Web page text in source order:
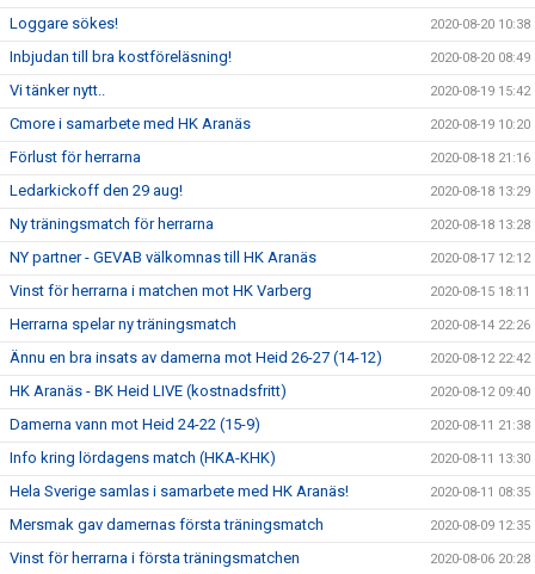
Loggare sökes! 2020-08-20 10:38
Inbjudan till bra kostföreläsning! 2020-08-20 08:49
Vi tänker nytt.. 2020-08-19 15:42
Cmore i samarbete med HK Aranäs 2020-08-19 10:20
Förlust för herrarna 2020-08-18 21:16
Ledarkickoff den 29 aug! 2020-08-18 13:29
Ny träningsmatch för herrarna 2020-08-18 13:28
NY partner - GEVAB välkomnas till HK Aranäs 2020-08-17 12:12
Vinst för herrarna i matchen mot HK Varberg 2020-08-15 18:11
Herrarna spelar ny träningsmatch 2020-08-14 22:26
Ännu en bra insats av damerna mot Heid 26-27 (14-12) 2020-08-12 22:42
HK Aranäs - BK Heid LIVE (kostnadsfritt) 2020-08-12 09:40
Damerna vann mot Heid 24-22 (15-9) 2020-08-11 21:38
Info kring lördagens match (HKA-KHK) 2020-08-11 13:30
Hela Sverige samlas i samarbete med HK Aranäs! 2020-08-11 08:35
Mersmak gav damernas första träningsmatch 2020-08-09 12:35
Vinst för herrarna i första träningsmatchen 2020-08-06 20:28